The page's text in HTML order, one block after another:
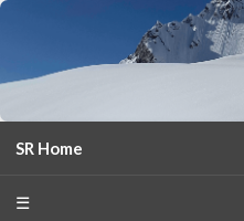
SR Home
☰